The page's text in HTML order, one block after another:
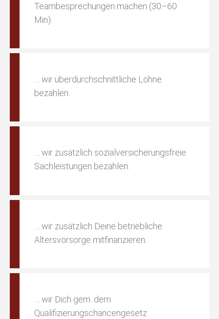
Teambesprechungen machen (30–60
Min).
… wir überdurchschnittliche Löhne
bezahlen.
… wir zusätzlich sozialversicherungsfreie
Sachleistungen bezahlen.
… wir zusätzlich Deine betriebliche
Altersvorsorge mitfinanzieren.
… wir Dich gem. dem
Qualifizierungschancengesetz